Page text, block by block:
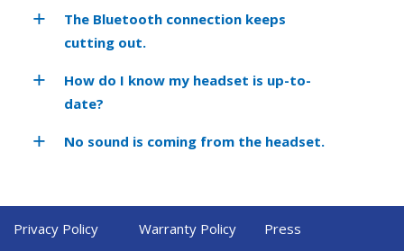
The Bluetooth connection keeps
cutting out.
How do I know my headset is up-to-
date?
No sound is coming from the headset.
Privacy Policy Warranty Policy Press